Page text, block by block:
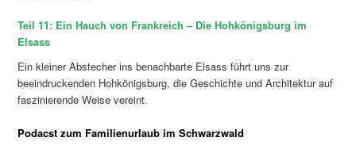
Teil 11: Ein Hauch von Frankreich – Die Hohkönigsburg im
Elsass
Ein kleiner Abstecher ins benachbarte Elsass führt uns zur
beeindruckenden Hohkönigsburg, die Geschichte und Architektur auf
faszinierende Weise vereint.
Podacst zum Familienurlaub im Schwarzwald